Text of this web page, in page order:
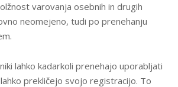
varovanja osebnih in drugih
neomejeno, tudi po prenehanju
lahko kadarkoli prenehajo uporabljati
prekličejo svojo registracijo. To